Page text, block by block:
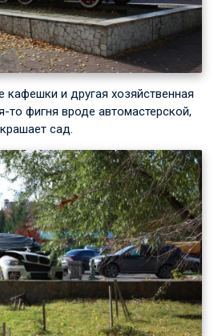
кафешки и другая хозяйственная
то фигня вроде автомастерской,
сад.